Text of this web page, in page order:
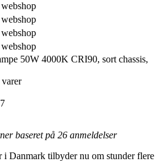
50W 4000K CRI90, sort chassis,
baseret på 26 anmeldelser
Danmark tilbyder nu om stunder flere